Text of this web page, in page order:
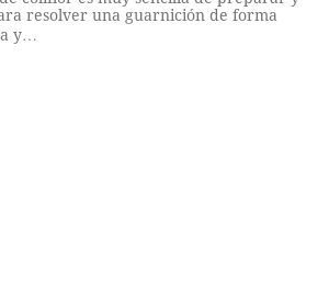
resolver una guarnición de forma
y…